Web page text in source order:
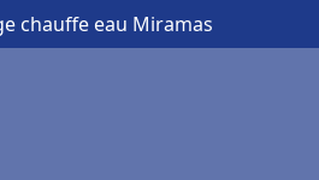
chauffe eau Miramas